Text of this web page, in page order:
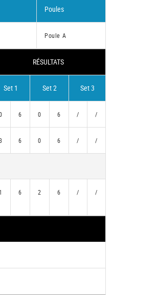
Poules
Poule A
RÉSULTATS
Set 1 Set 2 Set 3
6 0 6 / /
6 0 6 / /
1 6 2 6 / /